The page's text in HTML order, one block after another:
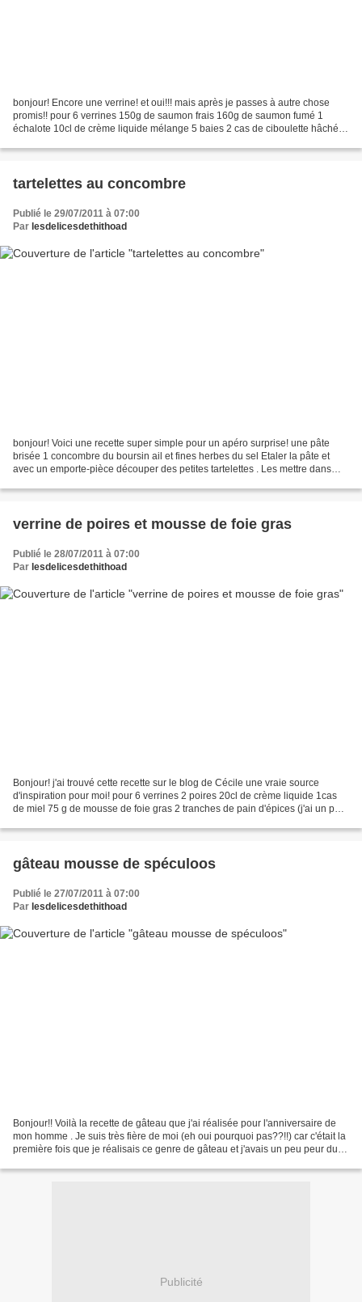
bonjour! Encore une verrine! et oui!!! mais après je passes à autre chose
promis!! pour 6 verrines 150g de saumon frais 160g de saumon fumé 1
échalote 10cl de crème liquide mélange 5 baies 2 cas de ciboulette hâchée
tartelettes au concombre
Publié le 29/07/2011 à 07:00
Par lesdelicesdethithoad
bonjour! Voici une recette super simple pour un apéro surprise! une pâte
brisée 1 concombre du boursin ail et fines herbes du sel Etaler la pâte et
avec un emporte-pièce découper des petites tartelettes . Les mettre dans
verrine de poires et mousse de foie gras
Publié le 28/07/2011 à 07:00
Par lesdelicesdethithoad
Bonjour! j'ai trouvé cette recette sur le blog de Cécile une vraie source
d'inspiration pour moi! pour 6 verrines 2 poires 20cl de crème liquide 1cas
de miel 75 g de mousse de foie gras 2 tranches de pain d'épices (j'ai un peu
gâteau mousse de spéculoos
Publié le 27/07/2011 à 07:00
Par lesdelicesdethithoad
Bonjour!! Voilà la recette de gâteau que j'ai réalisée pour l'anniversaire de
mon homme . Je suis très fière de moi (eh oui pourquoi pas??!!) car c'était la
première fois que je réalisais ce genre de gâteau et j'avais un peu peur du
Publicité